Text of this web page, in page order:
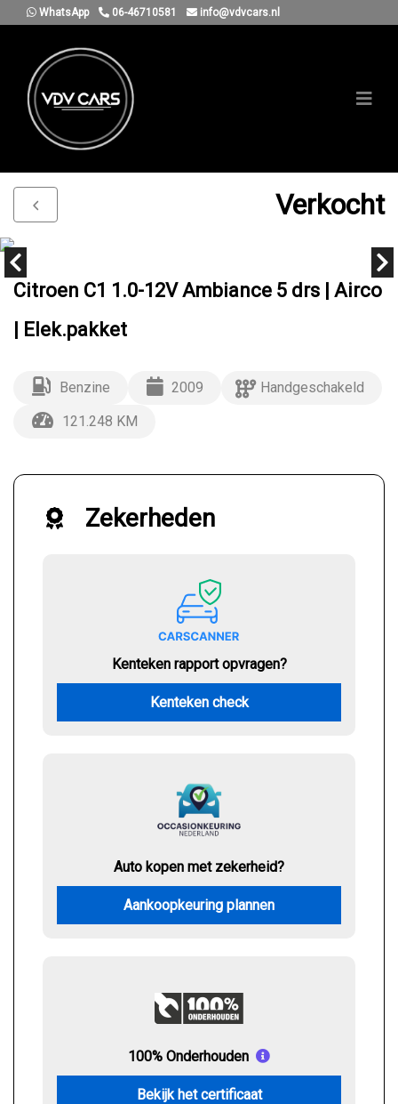
WhatsApp 06-46710581 info@vdvcars.nl
Verkocht
Citroen C1 1.0-12V Ambiance 5 drs | Airco
| Elek.pakket
Benzine 2009
Handgeschakeld
121.248 KM
Zekerheden
Kenteken rapport opvragen?
Kenteken check
Auto kopen met zekerheid?
Aankoopkeuring plannen
100% Onderhouden
Bekijk het certificaat